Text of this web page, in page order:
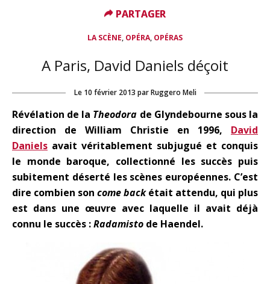
LA SCÈNE, OPÉRA, OPÉRAS
A Paris, David Daniels déçoit
Le 10 février 2013 par Ruggero Meli
Révélation de la Theodora de Glyndebourne sous la
direction de William Christie en 1996, David
Daniels avait véritablement subjugué et conquis
le monde baroque, collectionné les succès puis
subitement déserté les scènes européennes. C’est
dire combien son come backétait attendu, qui plus
est dans une œuvre avec laquelle il avait déjà
connu le succès :Radamisto de Haendel.
PARTAGER
PARTAGER